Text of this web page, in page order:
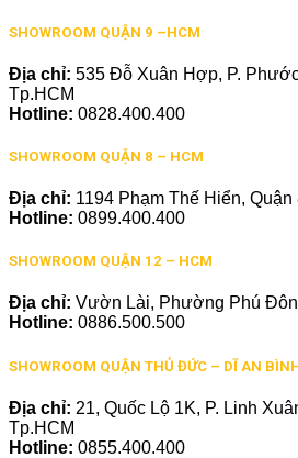
SHOWROOM QUẬN 9 –HCM
Địa chỉ: 535 Đỗ Xuân Hợp, P.
Tp.HCM
Hotline: 0828.400.400
SHOWROOM QUẬN 8 – HCM
Địa chỉ: 1194 Phạm Thế Hiển, Quận
Hotline: 0899.400.400
SHOWROOM QUẬN 12 – HCM
Địa chỉ: Vườn Lài, Phường Phú
Hotline: 0886.500.500
SHOWROOM QUẬN THỦ ĐỨC – DĨ AN
Địa chỉ: 21, Quốc Lộ 1K, P. Linh
Tp.HCM
Hotline: 0855.400.400